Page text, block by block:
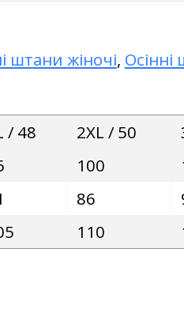
штани жіночі, Осінні
/ 48 2XL / 50
100
86
110